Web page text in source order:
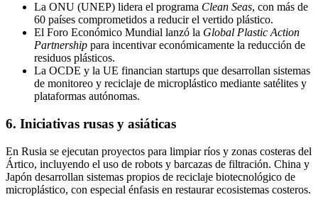
La ONU (UNEP) lidera el programa Clean Seas, con más de
60 países comprometidos a reducir el vertido plástico.
El Foro Económico Mundial lanzó la Global Plastic Action
Partnership para incentivar económicamente la reducción de
residuos plásticos.
La OCDE y la UE financian startups que desarrollan sistemas
de monitoreo y reciclaje de microplástico mediante satélites y
plataformas autónomas.
6. Iniciativas rusas y asiáticas
En Rusia se ejecutan proyectos para limpiar ríos y zonas costeras del
Ártico, incluyendo el uso de robots y barcazas de filtración. China y
Japón desarrollan sistemas propios de reciclaje biotecnológico de
microplástico, con especial énfasis en restaurar ecosistemas costeros.